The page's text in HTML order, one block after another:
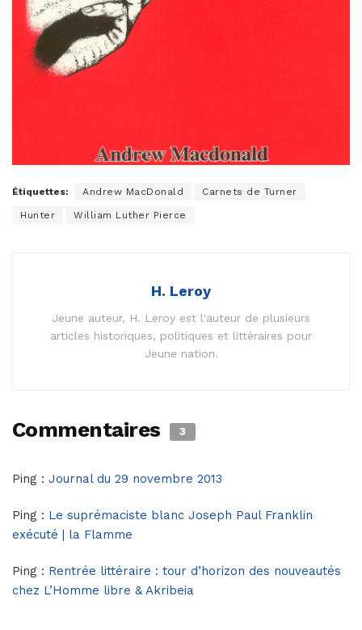
Étiquettes: Andrew MacDonald Carnets de Turner
Hunter William Luther Pierce
H. Leroy
Jeune auteur, H. Leroy est l'auteur de plusieurs
articles historiques, politiques et littéraires pour
Jeune nation.
Commentaires 3
Ping : Journal du 29 novembre 2013
Ping : Le suprémaciste blanc Joseph Paul Franklin
exécuté | la Flamme
Ping : Rentrée littéraire : tour d’horizon des nouveautés
chez L’Homme libre & Akribeia